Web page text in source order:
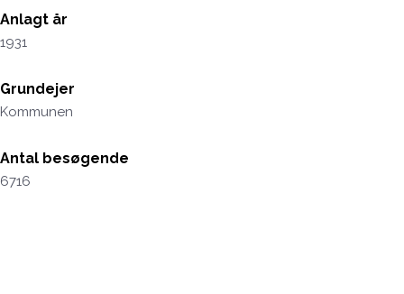
Anlagt år
1931
Grundejer
Kommunen
Antal besøgende
6716